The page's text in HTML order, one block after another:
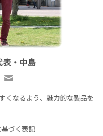
表・中島
くなるよう、魅力的な製品を
づく表記